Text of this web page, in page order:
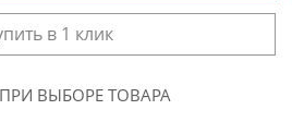
в 1 клик
ВЫБОРЕ ТОВАРА